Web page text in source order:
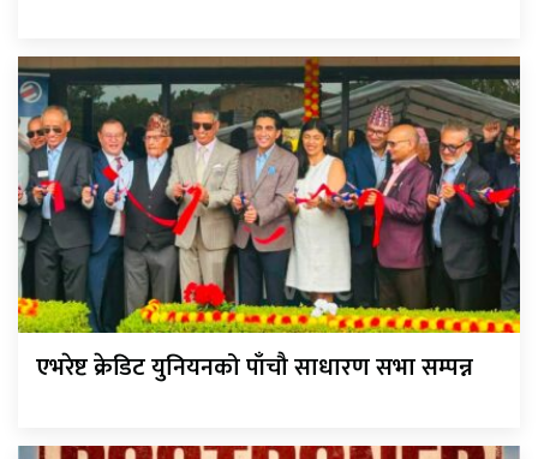
एभरेष्ट क्रेडिट युनियनको पाँचौ साधारण सभा सम्पन्न